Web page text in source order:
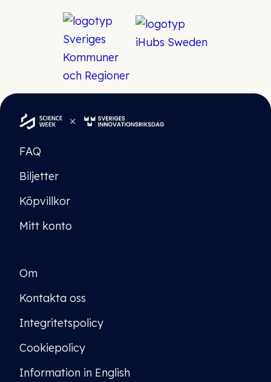
FAQ
Biljetter
Köpvillkor
Mitt konto
Om
Kontakta oss
Integritetspolicy
Cookiepolicy
Information in English